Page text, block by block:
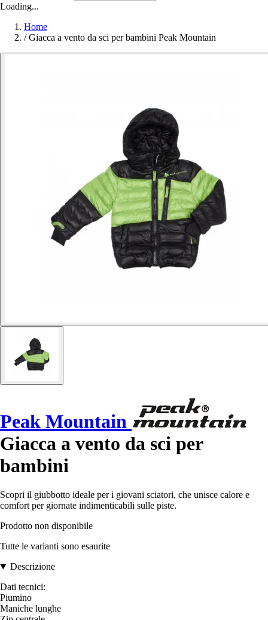
Loading...
Home
/ Giacca a vento da sci per bambini Peak Mountain
Peak Mountain
Giacca a vento da sci per
bambini
Scopri il giubbotto ideale per i giovani sciatori, che unisce calore e
comfort per giornate indimenticabili sulle piste.
Prodotto non disponibile
Tutte le varianti sono esaurite
Descrizione
Dati tecnici:
Piumino
Maniche lunghe